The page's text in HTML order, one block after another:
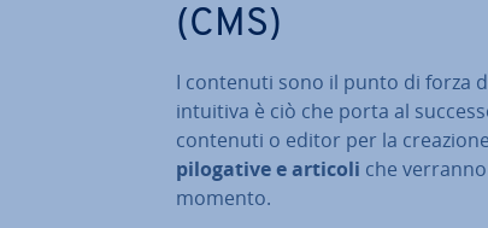
(CMS)
I contenuti sono il punto di forza
intuitiva è ciò che porta al
contenuti o editor per la
pi­lo­ga­ti­ve e articoli che
momento.